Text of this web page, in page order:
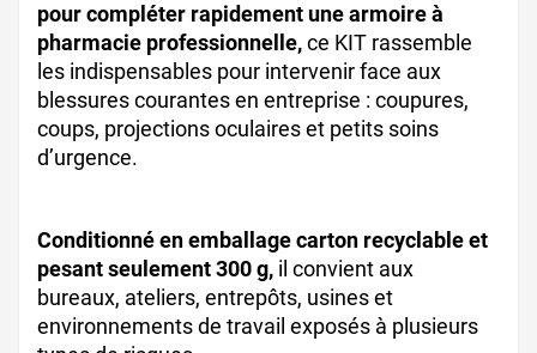
pour compléter rapidement une armoire à
pharmacie professionnelle,ce KIT rassemble
les indispensables pour intervenir face aux
blessures courantes en entreprise : coupures,
coups, projections oculaires et petits soins
d’urgence.
Conditionné en emballage carton recyclable et
pesant seulement 300 g, il convient aux
bureaux, ateliers, entrepôts, usines et
environnements de travail exposés à plusieurs